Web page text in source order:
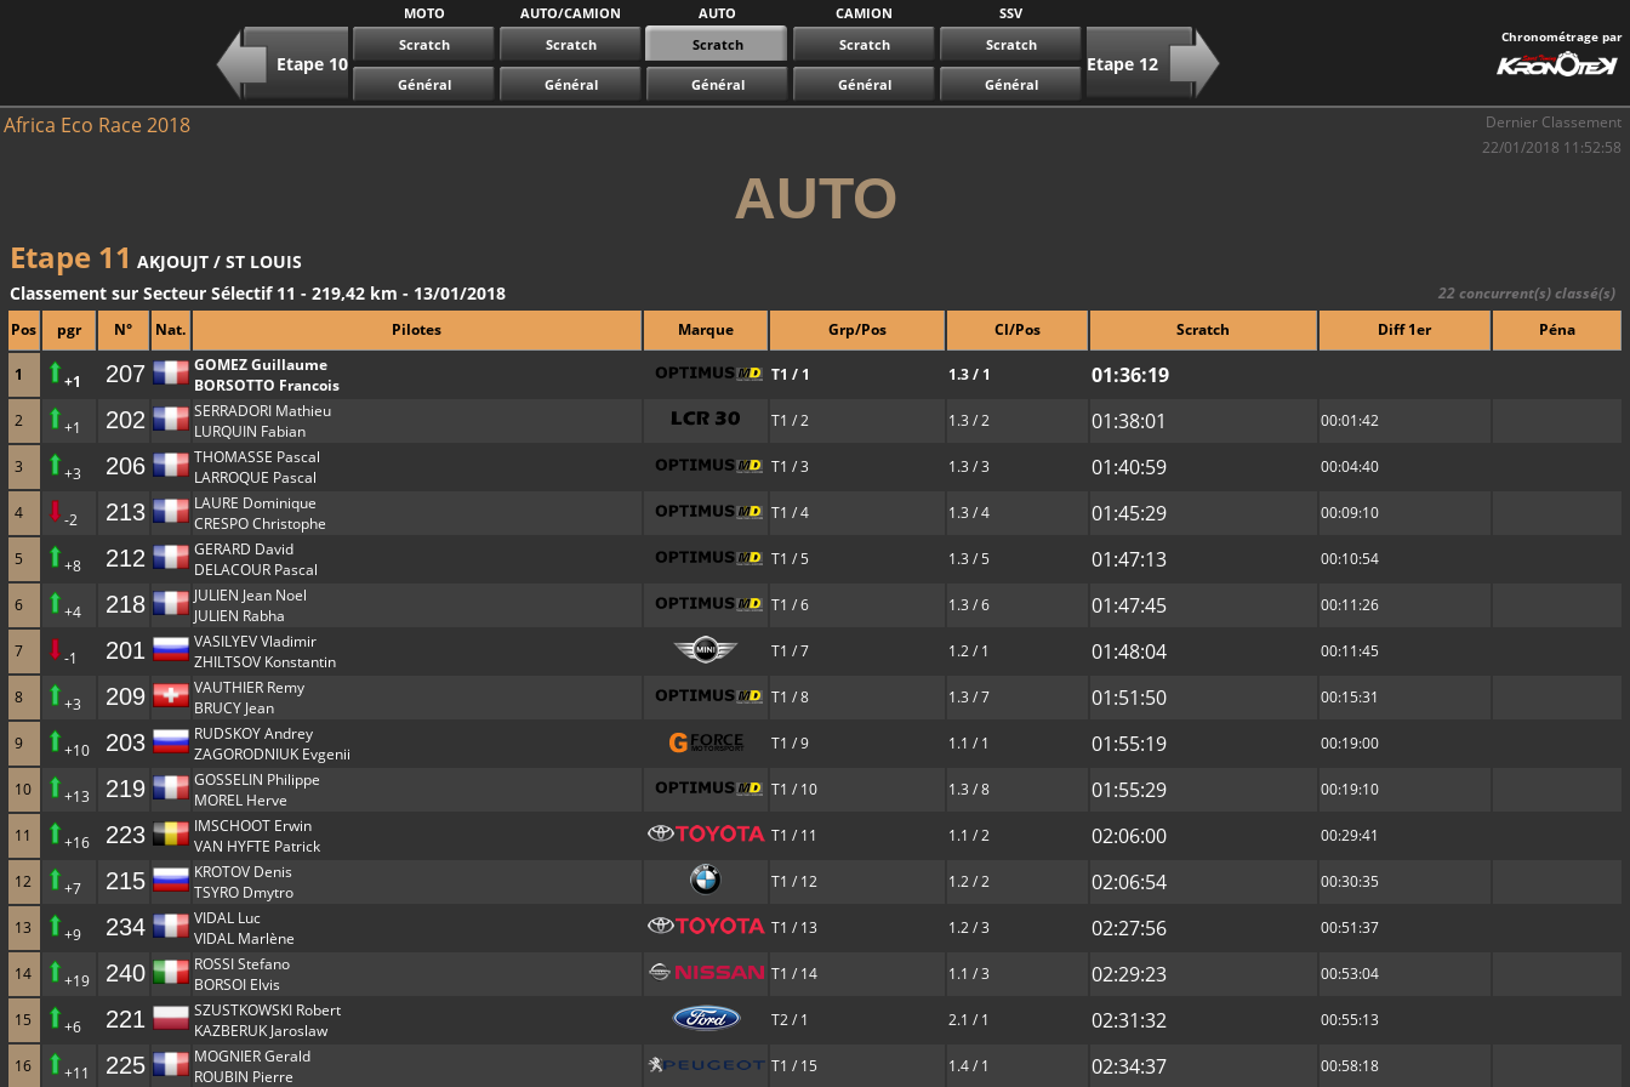
MOTO AUTO/CAMION AUTO CAMION SSV
Chronométrage par
Etape 10
Scratch Scratch Scratch Scratch Scratch
Etape 12
Général Général Général Général Général
Africa Eco Race 2018
Dernier Classement
22/01/2018 11:52:58
AUTO
Etape 11 AKJOUJT / ST LOUIS
Classement sur Secteur Sélectif 11 - 219,42 km - 13/01/2018
22 concurrent(s) classé(s)
Pos
pgr N° Nat. Pilotes Marque Grp/Pos Cl/Pos Scratch Diff 1er Péna
1 +1 207
GOMEZ Guillaume
BORSOTTO Francois
T1 / 1 1.3 / 1 01:36:19
2 +1 202
SERRADORI Mathieu
LURQUIN Fabian
T1 / 2 1.3 / 2 01:38:01 00:01:42
3 +3 206
THOMASSE Pascal
LARROQUE Pascal
T1 / 3 1.3 / 3 01:40:59 00:04:40
4 -2 213
LAURE Dominique
CRESPO Christophe
T1 / 4 1.3 / 4 01:45:29 00:09:10
5 +8 212
GERARD David
DELACOUR Pascal
T1 / 5 1.3 / 5 01:47:13 00:10:54
6 +4 218
JULIEN Jean Noel
JULIEN Rabha
T1 / 6 1.3 / 6 01:47:45 00:11:26
7 -1 201
VASILYEV Vladimir
ZHILTSOV Konstantin
T1 / 7 1.2 / 1 01:48:04 00:11:45
8 +3 209
VAUTHIER Remy
BRUCY Jean
T1 / 8 1.3 / 7 01:51:50 00:15:31
9 +10 203
RUDSKOY Andrey
ZAGORODNIUK Evgenii
T1 / 9 1.1 / 1 01:55:19 00:19:00
10 +13 219
GOSSELIN Philippe
MOREL Herve
T1 / 10 1.3 / 8 01:55:29 00:19:10
11 +16 223
IMSCHOOT Erwin
VAN HYFTE Patrick
T1 / 11 1.1 / 2 02:06:00 00:29:41
12 +7 215
KROTOV Denis
TSYRO Dmytro
T1 / 12 1.2 / 2 02:06:54 00:30:35
13 +9 234
VIDAL Luc
VIDAL Marlène
T1 / 13 1.2 / 3 02:27:56 00:51:37
14 +19 240
ROSSI Stefano
BORSOI Elvis
T1 / 14 1.1 / 3 02:29:23 00:53:04
15 +6 221
SZUSTKOWSKI Robert
KAZBERUK Jaroslaw
T2 / 1 2.1 / 1 02:31:32 00:55:13
16 +11 225
MOGNIER Gerald
ROUBIN Pierre
T1 / 15 1.4 / 1 02:34:37 00:58:18